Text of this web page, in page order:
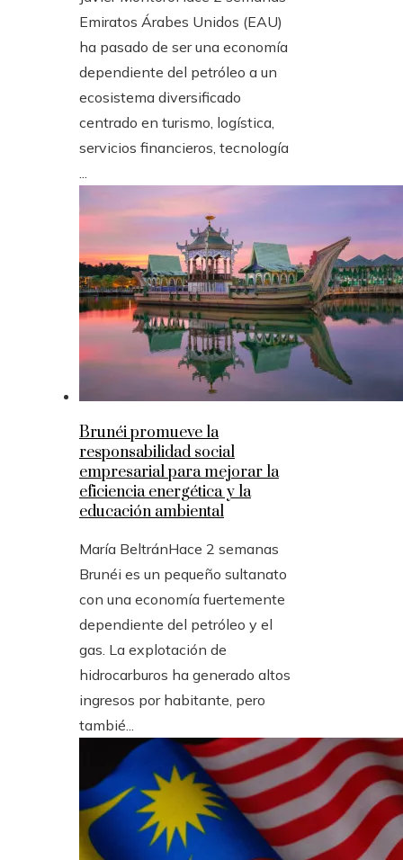
Emiratos Árabes Unidos (EAU)
ha pasado de ser una economía
dependiente del petróleo a un
ecosistema diversificado
centrado en turismo, logística,
servicios financieros, tecnología
...
Brunéi promueve la
responsabilidad social
empresarial para mejorar la
eficiencia energética y la
educación ambiental
María BeltránHace 2 semanas
Brunéi es un pequeño sultanato
con una economía fuertemente
dependiente del petróleo y el
gas. La explotación de
hidrocarburos ha generado altos
ingresos por habitante, pero
tambié...